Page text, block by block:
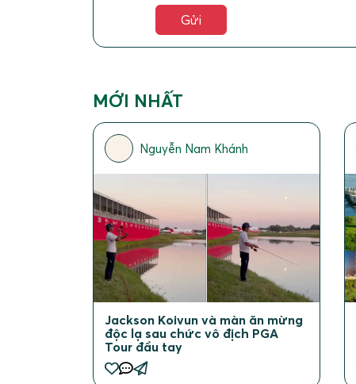
MỚI NHẤT
Nguyễn Nam Khánh
Jackson Koivun và màn ăn mừng
độc lạ sau chức vô địch PGA
Tour đầu tay